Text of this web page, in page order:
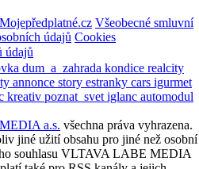
Mojepředplatné.cz Všeobecné smluvní
údajů Cookies
údajů
dum_a_zahrada kondice realcity
annonce story estranky cars igurmet
kreativ poznat_svet iglanc automodul
a.s. všechna práva vyhrazena.
jiné užití obsahu pro jiné než osobní
souhlasu VLTAVA LABE MEDIA